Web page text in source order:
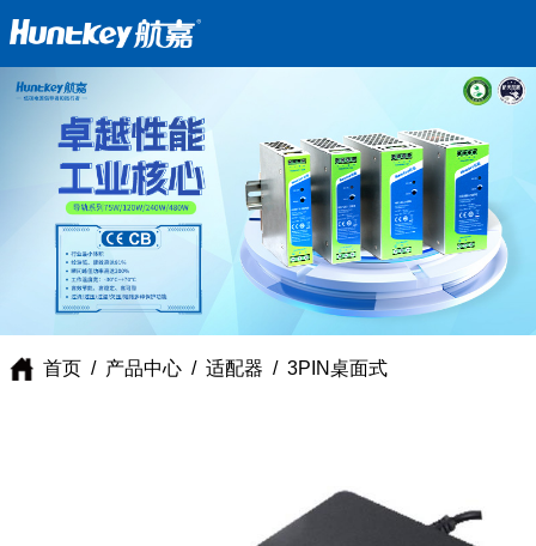
首页 / 产品中心 / 适配器 / 3PIN桌面式